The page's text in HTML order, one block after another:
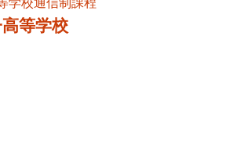
等学校